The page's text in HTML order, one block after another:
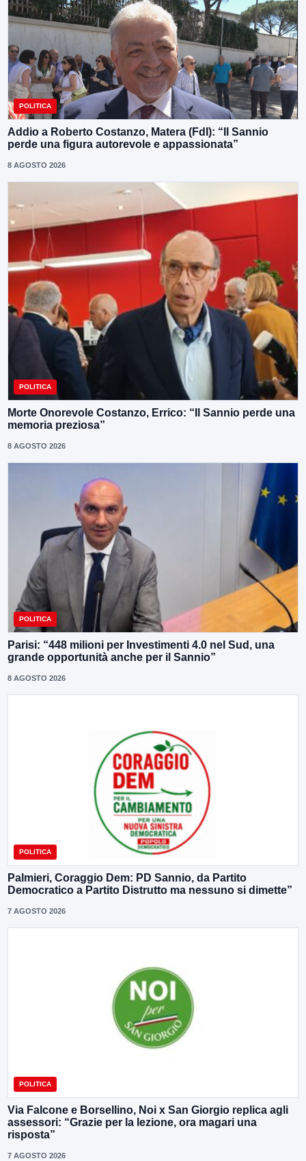
POLITICA
Addio a Roberto Costanzo, Matera (FdI): “Il Sannio
perde una figura autorevole e appassionata”
8 AGOSTO 2026
POLITICA
Morte Onorevole Costanzo, Errico: “Il Sannio perde una
memoria preziosa”
8 AGOSTO 2026
POLITICA
Parisi: “448 milioni per Investimenti 4.0 nel Sud, una
grande opportunità anche per il Sannio”
8 AGOSTO 2026
POLITICA
Palmieri, Coraggio Dem: PD Sannio, da Partito
Democratico a Partito Distrutto ma nessuno si dimette”
7 AGOSTO 2026
POLITICA
Via Falcone e Borsellino, Noi x San Giorgio replica agli
assessori: “Grazie per la lezione, ora magari una
risposta”
7 AGOSTO 2026